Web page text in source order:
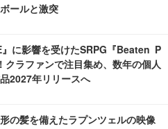
ールと激突
』に影響を受けたSRPG『Beaten P
クラファンで注目集め、数年の個人
2027年リリースへ
の髪を備えたラプンツェルの映像